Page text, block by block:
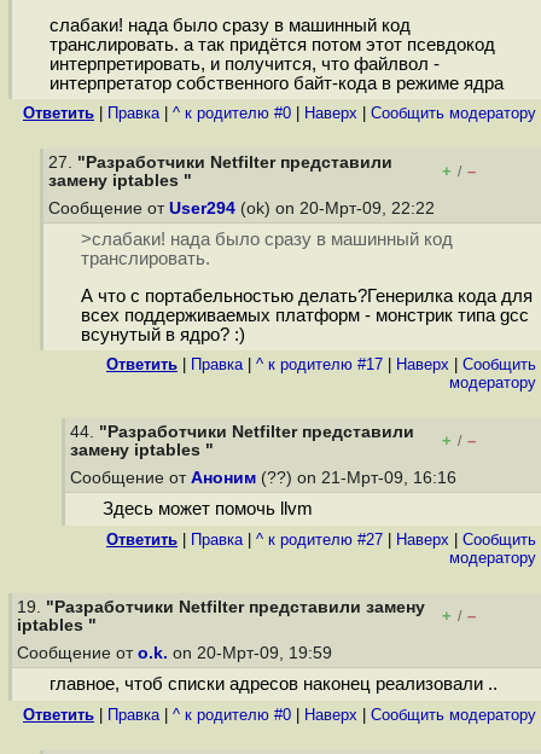
слабаки! нада было сразу в машинный код
транслировать. а так придётся потом этот псевдокод
интерпретировать, и получится, что файлвол -
интерпретатор собственного байт-кода в режиме ядра
Ответить Правка| ^ к родителю #0 Наверх Cообщить модератору
27. "Разработчики Netfilter представили
замену iptables "
+ / –
Сообщение от User294 (ok) on 20-Мрт-09, 22:22
>слабаки! нада было сразу в машинный код
транслировать.
А что с портабельностью делать?Генерилка кода для
всех поддерживаемых платформ - монстрик типа gcc
всунутый в ядро? :)
Ответить Правка| ^ к родителю #17 Наверх
Cообщить
модератору
44. "Разработчики Netfilter представили
замену iptables "
+ / –
Сообщение от Аноним (??) on 21-Мрт-09, 16:16
Здесь может помочь llvm
Ответить Правка| ^ к родителю #27 Наверх
Cообщить
модератору
19. "Разработчики Netfilter представили замену
iptables "
+ / –
Сообщение от o.k. on 20-Мрт-09, 19:59
главное, чтоб списки адресов наконец реализовали ..
Ответить Правка| ^ к родителю #0 Наверх Cообщить модератору